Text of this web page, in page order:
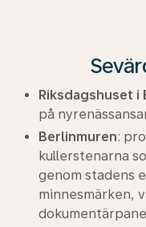
Riksdagshuset i
på
Berlinmuren:
kullerstenarna
genom stadens
minnesmärken,